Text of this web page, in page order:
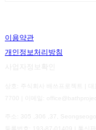
이용약관
개인정보처리방침
사업자정보확인
상호: 주식회사 배쓰프로젝트 |
7700 | 이메일:
주소: 305 ,306 ,37,
193-87-01409